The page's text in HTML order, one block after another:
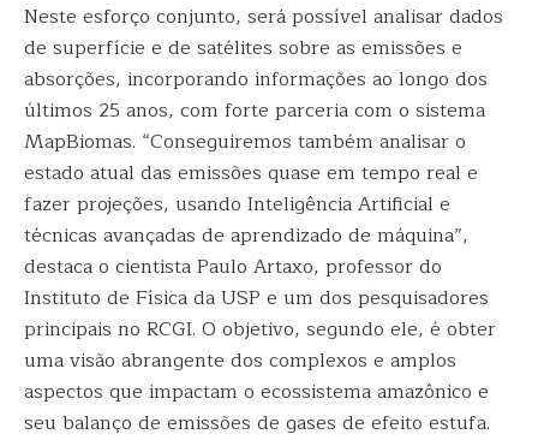
Neste esforço conjunto, será possível analisar dados
de superfície e de satélites sobre as emissões e
absorções, incorporando informações ao longo dos
últimos 25 anos, com forte parceria com o sistema
MapBiomas. “Conseguiremos também analisar o
estado atual das emissões quase em tempo real e
fazer projeções, usando Inteligência Artificial e
técnicas avançadas de aprendizado de máquina”,
destaca o cientista Paulo Artaxo, professor do
Instituto de Física da USP e um dos pesquisadores
principais no RCGI. O objetivo, segundo ele, é obter
uma visão abrangente dos complexos e amplos
aspectos que impactam o ecossistema amazônico e
seu balanço de emissões de gases de efeito estufa.